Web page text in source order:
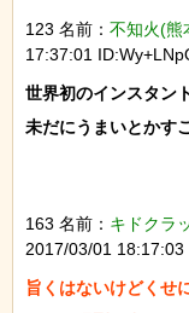
123 名前： 不知火(熊
17:37:01
世界初のインスタン
未だにうまいとかす
163 名前： キドクラ
2017/03/01
旨くはないけどくせ